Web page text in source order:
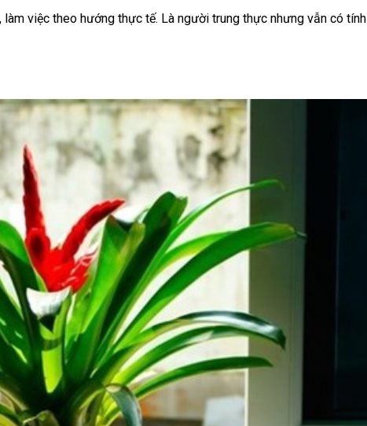
việc theo hướng thực tế. Là người trung thực nhưng vẫn có tính